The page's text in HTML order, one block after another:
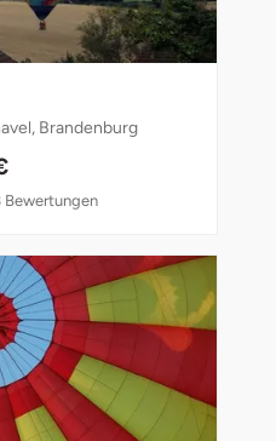
Brandenburg
von 5
Bewertungen